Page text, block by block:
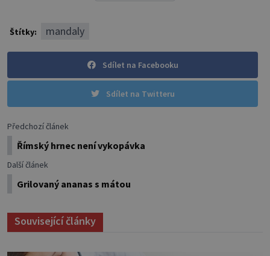
Štítky: mandaly
Sdílet na Facebooku
Sdílet na Twitteru
Předchozí článek
Římský hrnec není vykopávka
Další článek
Grilovaný ananas s mátou
Související články